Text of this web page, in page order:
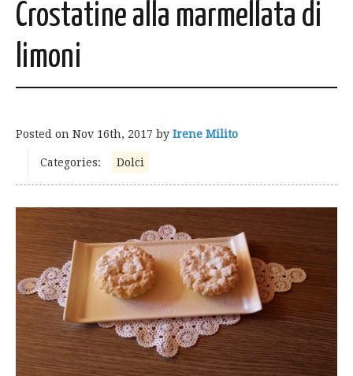
Crostatine alla marmellata di
limoni
Posted on Nov 16th, 2017 by Irene Milito
Categories: Dolci